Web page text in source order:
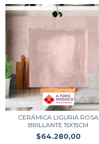
CERÁMICA LIGURIA ROSA
BRILLANTE 15X15CM
$64.280,00